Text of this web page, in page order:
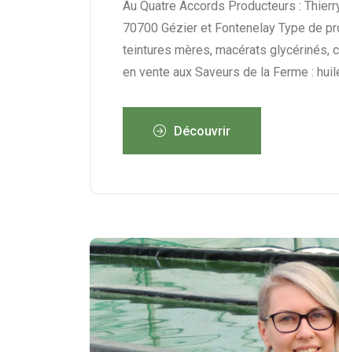
Au Quatre Accords Producteurs :
70700 Gézier et Fontenelay Type de
teintures mères, macérats glycérinés,
en vente aux Saveurs de la Ferme :
Découvrir